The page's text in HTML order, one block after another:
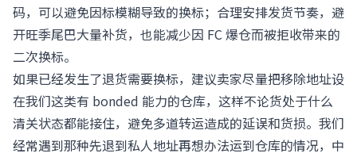
码，可以避免因标模糊导致的换标；合理安排发货节奏，避
开旺季尾巴大量补货，也能减少因 FC 爆仓而被拒收带来的
二次换标。
如果已经发生了退货需要换标，建议卖家尽量把移除地址设
在我们这类有 bonded 能力的仓库，这样不论货处于什么
清关状态都能接住，避免多道转运造成的延误和货损。我们
经常遇到那种先退到私人地址再想办法运到仓库的情况，中